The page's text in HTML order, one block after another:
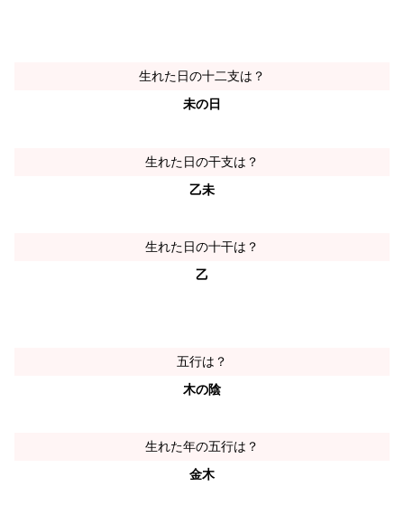
生れた日の十二支は？
未の日
生れた日の干支は？
乙未
生れた日の十干は？
乙
五行は？
木の陰
生れた年の五行は？
金木